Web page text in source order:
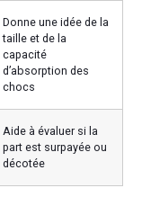
Donne une idée de la
taille et de la
capacité
d’absorption des
chocs
Aide à évaluer si la
part est surpayée ou
décotée